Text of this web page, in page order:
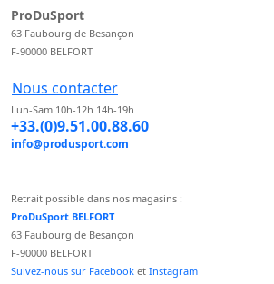
ProDuSport
63 Faubourg de Besançon
F-90000 BELFORT
Nous contacter
Lun-Sam 10h-12h 14h-19h
+33.(0)9.51.00.88.60
info@produsport.com
Retrait possible dans nos magasins :
ProDuSport BELFORT
63 Faubourg de Besançon
F-90000 BELFORT
Suivez-nous sur Facebook et Instagram